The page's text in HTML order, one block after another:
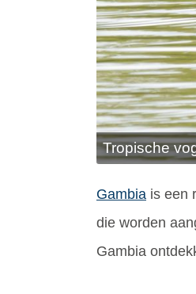
Tropische
Gambia is een
die worden
Gambia